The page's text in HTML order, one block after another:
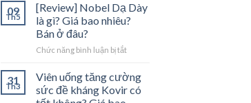
09
Th5
[Review] Nobel Dạ Dày
là gì? Giá bao nhiêu?
Bán ở đâu?
Chức năng bình luận bị tắtở
Nobel
Dạ
Dày
31
Th3
Viên uống tăng cường
sức đề kháng Kovir có